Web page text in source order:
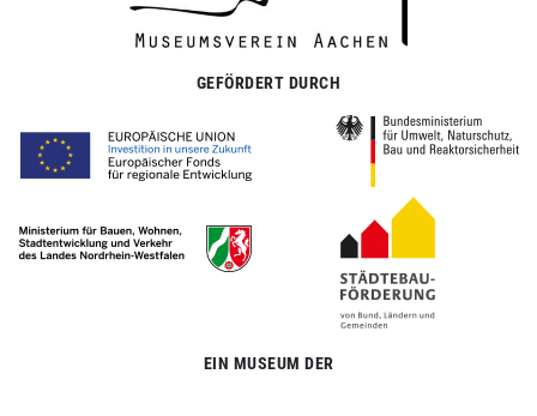
GEFÖRDERT DURCH
EIN MUSEUM DER